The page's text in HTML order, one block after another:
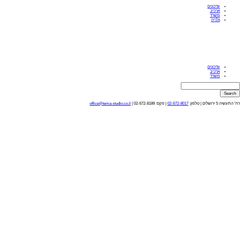
עדכונים
ארכיב
משרד
גלריה
עדכונים
ארכיב
משרד
רח' התעשיה 5 ירושלים טלפון: 02-672-8017 | פקס: 02-672-8189 office@tema-studio.co.il